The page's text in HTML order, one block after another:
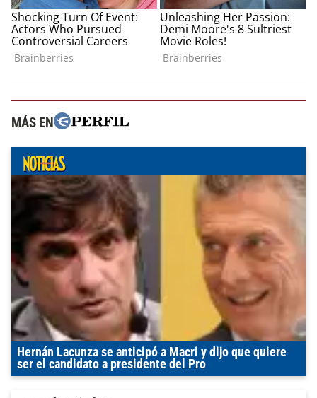
MÁS EN
Hernán Lacunza se anticipó a Macri y dijo que quiere
ser el candidato a presidente del Pro